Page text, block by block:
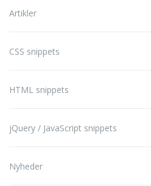
Artikler
CSS snippets
HTML snippets
jQuery / JavaScript snippets
Nyheder